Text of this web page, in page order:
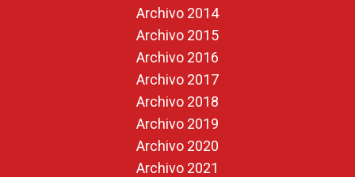
Archivo 2014
Archivo 2015
Archivo 2016
Archivo 2017
Archivo 2018
Archivo 2019
Archivo 2020
Archivo 2021